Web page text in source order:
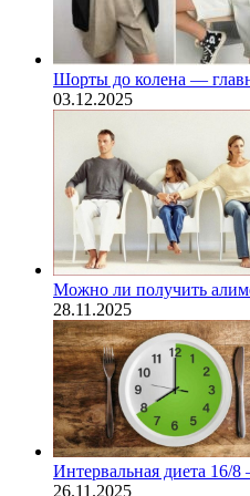
Шорты до колена —
03.12.2025
Можно ли получить
28.11.2025
Интервальная диета
26.11.2025